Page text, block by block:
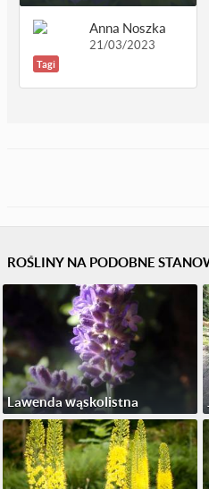
Anna Noszka
21/03/2023
Tagi
ROŚLINY NA PODOBNE
Lawenda wąskolistna